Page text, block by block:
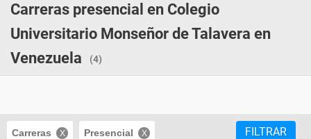
Carreras presencial en Colegio
Universitario Monseñor de Talavera en
Venezuela
(4)
Carreras Presencial FILTRAR